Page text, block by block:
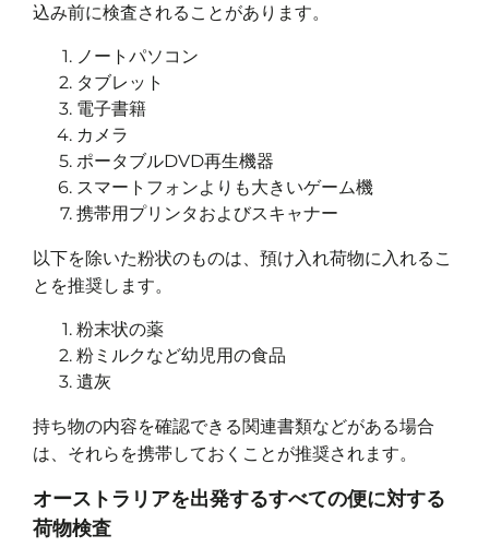
込み前に検査されることがあります。
ノートパソコン
タブレット
電子書籍
カメラ
ポータブルDVD再生機器
スマートフォンよりも大きいゲーム機
携帯用プリンタおよびスキャナー
以下を除いた粉状のものは、預け入れ荷物に入れるこ
とを推奨します。
粉末状の薬
粉ミルクなど幼児用の食品
遺灰
持ち物の内容を確認できる関連書類などがある場合
は、それらを携帯しておくことが推奨されます。
オーストラリアを出発するすべての便に対する
荷物検査